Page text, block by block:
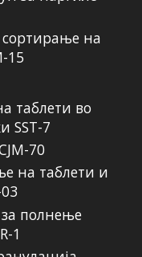
на
15
таблети во
SST-7
70
на таблети и
полнење
1